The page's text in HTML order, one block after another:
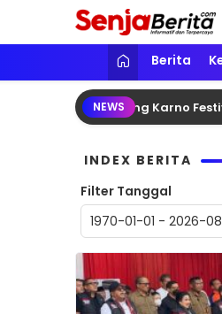
Senja Berita
Portal media berita
Berita
NEWS
Hadiri Bung Karno
INDEX BERITA
Filter Tanggal
1970-01-01 - 2026-